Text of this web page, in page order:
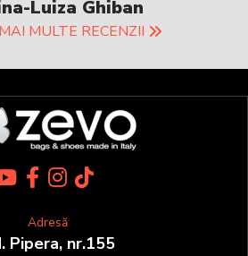
Luiza Ghiban
MULTE RECENZII
Adresă
Pipera, nr.155